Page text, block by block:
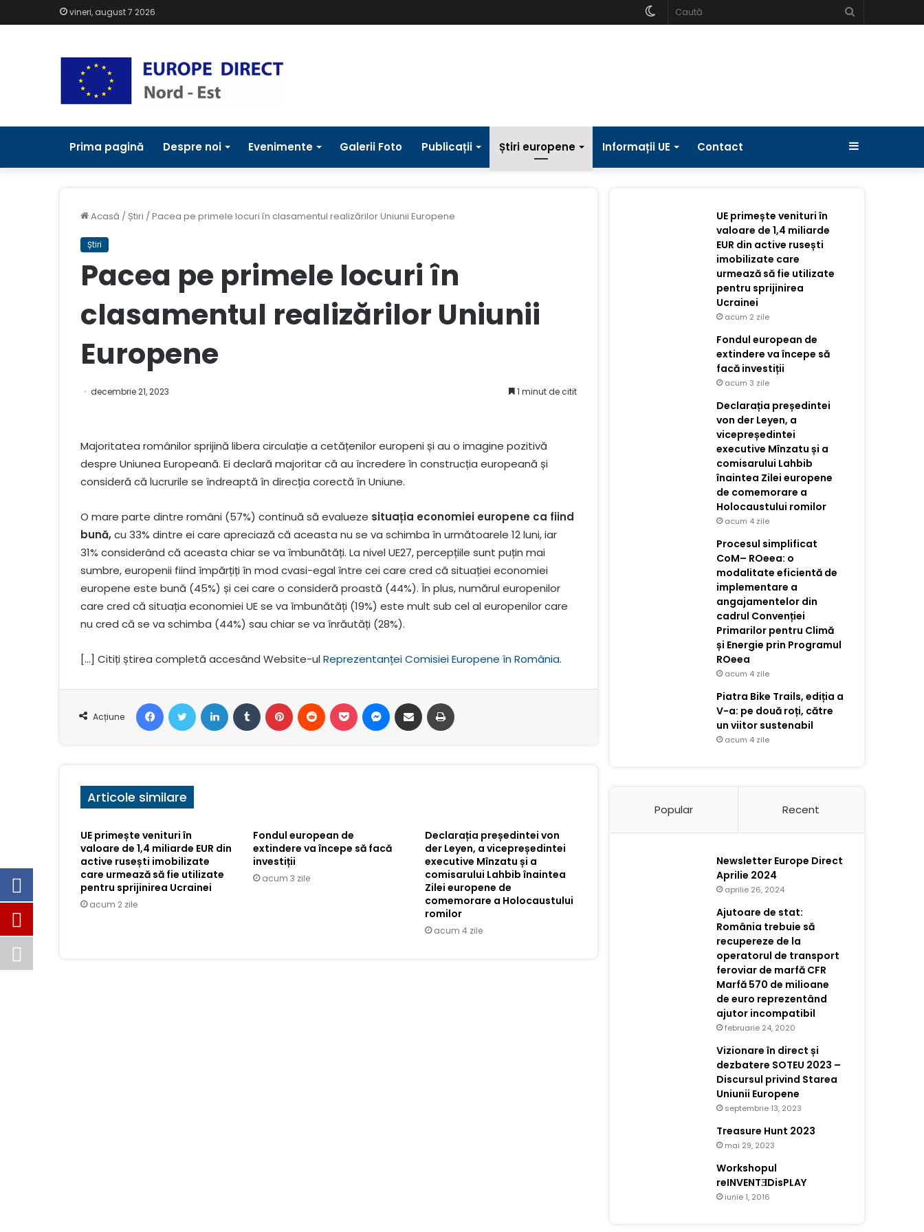
vineri, august 7 2026
Schimbați
Prima pagină Despre noi Evenimente Galerii Foto Publicații Știri europene Informații UE Contact Bara
Acasă / Știri /Pacea pe primele locuri în clasamentul realizărilor Uniunii Europene
Știri
Pacea pe primele locuri în
clasamentul realizărilor Uniunii
Europene
decembrie 21, 2023 1 minut de citit
Majoritatea românilor sprijină libera circulație a cetățenilor europeni și au o imagine pozitivă
despre Uniunea Europeană. Ei declară majoritar că au încredere în construcția europeană și
consideră că lucrurile se îndreaptă în direcția corectă în Uniune.
O mare parte dintre români (57%) continuă să evalueze situația economiei europene ca fiind
bună,cu 33% dintre ei care apreciază că aceasta nu se va schimba în următoarele 12 luni, iar
31% considerând că aceasta chiar se va îmbunătăți. La nivel UE27, percepțiile sunt puțin mai
sumbre, europenii fiind împărțiți în mod cvasi-egal între cei care cred că situației economiei
europene este bună (45%) și cei care o consideră proastă (44%). În plus, numărul europenilor
care cred că situația economiei UE se va îmbunătăți (19%) este mult sub cel al europenilor care
nu cred că se va schimba (44%) sau chiar se va înrăutăți (28%).
[…] Citiți știrea completă accesând Website-ulReprezentanței Comisiei Europene în România.
Acțiune
FacebookStare de nervozitateLinkedIn Tumblr Pinterest Reddit Buzunar Mesager Distribuie prin e-mail
Articole similare
UE primește venituri în
valoare de 1,4 miliarde EUR din
active rusești imobilizate
care urmează să fie utilizate
pentru sprijinirea Ucrainei
acum 2 zile
Fondul european de
extindere va începe să facă
investiții
acum 3 zile
Declarația președintei von
der Leyen, a vicepreședintei
executive Mînzatu și a
comisarului Lahbib înaintea
Zilei europene de
comemorare a Holocaustului
romilor
acum 4 zile
UE primește venituri în
valoare de 1,4 miliarde
EUR din active rusești
imobilizate care
urmează să fie utilizate
pentru sprijinirea
Ucrainei
acum 2 zile
Fondul european de
extindere va începe să
facă investiții
acum 3 zile
Declarația președintei
von der Leyen, a
vicepreședintei
executive Mînzatu și a
comisarului Lahbib
înaintea Zilei europene
de comemorare a
Holocaustului romilor
acum 4 zile
Procesul simplificat
CoM– ROeea: o
modalitate eficientă de
implementare a
angajamentelor din
cadrul Convenției
Primarilor pentru Climă
și Energie prin Programul
ROeea
acum 4 zile
Piatra Bike Trails, ediția a
V-a: pe două roți, către
un viitor sustenabil
acum 4 zile
Popular Recent
Newsletter Europe Direct
Aprilie 2024
aprilie 26, 2024
Ajutoare de stat:
România trebuie să
recupereze de la
operatorul de transport
feroviar de marfă CFR
Marfă 570 de milioane
de euro reprezentând
ajutor incompatibil
februarie 24, 2020
Vizionare în direct și
dezbatere SOTEU 2023 –
Discursul privind Starea
Uniunii Europene
septembrie 13, 2023
Treasure Hunt 2023
mai 29, 2023
Workshopul
reINVENTƎDisPLAY
iunie 1, 2016